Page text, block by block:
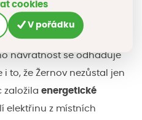
a.s.aarchitektonický
úložiště činily zhruba
návratnost se odhaduje
to, že Žernov nezůstal jen
založila energetické
elektřinu z místních
cookies
V pořádku